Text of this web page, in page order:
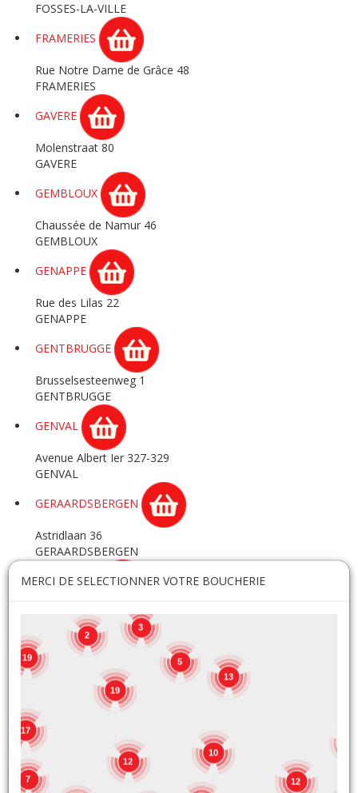
FOSSES-LA-VILLE
FRAMERIES
Rue Notre Dame de Grâce 48
FRAMERIES
GAVERE
Molenstraat 80
GAVERE
GEMBLOUX
Chaussée de Namur 46
GEMBLOUX
GENAPPE
Rue des Lilas 22
GENAPPE
GENTBRUGGE
Brusselsesteenweg 1
GENTBRUGGE
GENVAL
Avenue Albert Ier 327-329
GENVAL
GERAARDSBERGEN
Astridlaan 36
GERAARDSBERGEN
GERPINNES
Rue de Bertransart 72
GERPINNES
GHLIN
Chemin des Baudarts 14
GOSSELIES
Rue des Emailleries 8A
GOSSELIES
MERCI DE SELECTIONNER VOTRE BOUCHERIE
19
19
13
12
7
17
3
12
10
5
2